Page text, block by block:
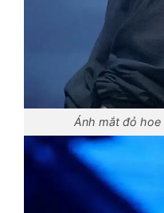
Ánh mắt đỏ hoe